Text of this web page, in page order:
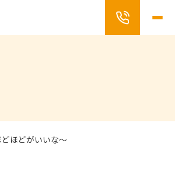
ほどがいいな～